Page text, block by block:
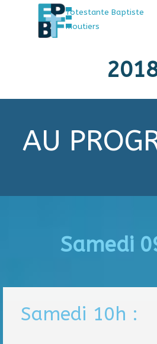
Aller au contenuSauter le menu
Église Protestante Baptiste
de Faremoutiers
AU
Samedi
Samedi 10h :